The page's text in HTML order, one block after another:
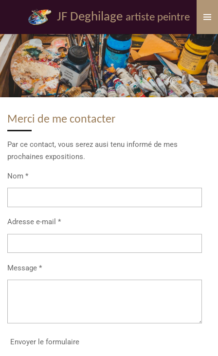
contenu
principal
JF Deghilage artiste peintre
Merci de me contacter
Par ce contact, vous serez ausi tenu informé de mes
prochaines expositions.
Nom *
Adresse e-mail *
Message *
Envoyer le formulaire